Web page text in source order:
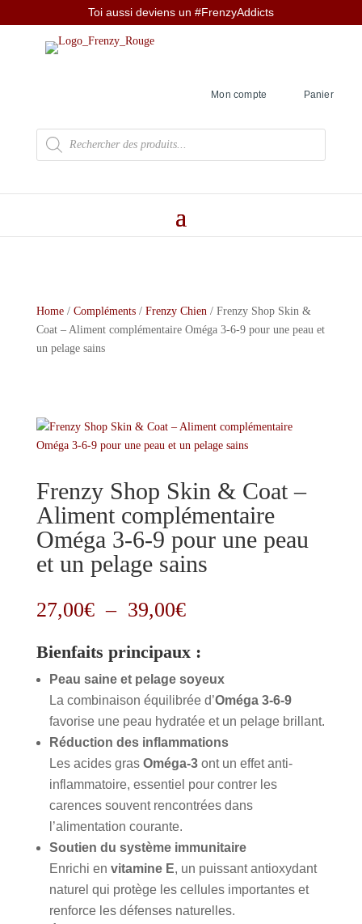
Toi aussi deviens un #FrenzyAddicts
Mon compte Panier
Recherche
produits
Home/ Compléments/ Frenzy Chien/ Frenzy Shop Skin &
Coat – Aliment complémentaire Oméga 3-6-9 pour une peau et
un pelage sains
Frenzy Shop Skin & Coat –
Aliment complémentaire
Oméga 3-6-9 pour une peau
et un pelage sains
27,00€ – 39,00€Plage
prix :
27,00€
à
39,00€
Bienfaits principaux :
Peau saine et pelage soyeux
La combinaison équilibrée d’Oméga 3-6-9
favorise une peau hydratée et un pelage brillant.
Réduction des inflammations
Les acides gras Oméga-3ont un effet anti-
inflammatoire, essentiel pour contrer les
carences souvent rencontrées dans
l’alimentation courante.
Soutien du système immunitaire
Enrichi en vitamine E, un puissant antioxydant
naturel qui protège les cellules importantes et
renforce les défenses naturelles.